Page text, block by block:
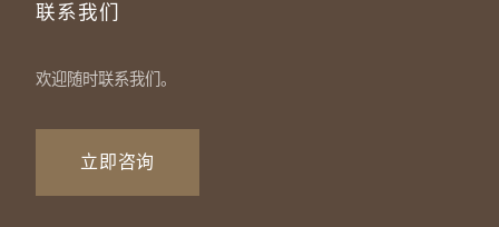
联系我们
欢迎随时联系我们。
立即咨询